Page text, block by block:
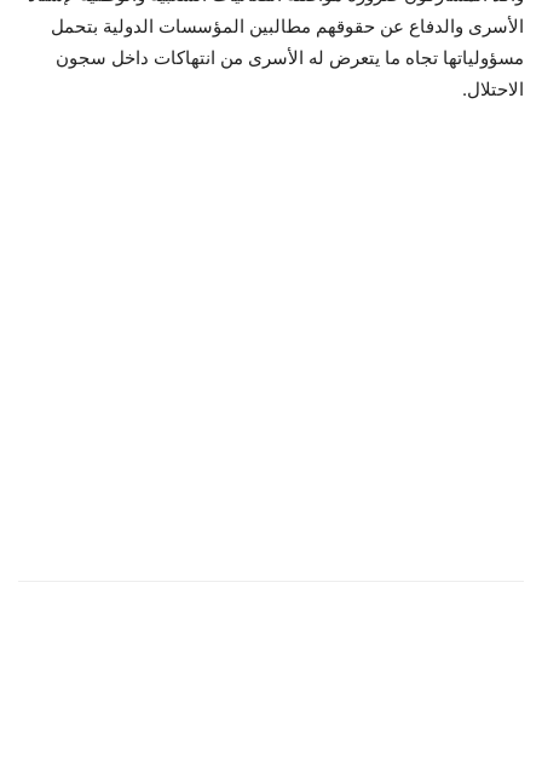
الأسرى والدفاع عن حقوقهم مطالبين المؤسسات الدولية بتحمل
مسؤولياتها تجاه ما يتعرض له الأسرى من انتهاكات داخل سجون
الاحتلال.